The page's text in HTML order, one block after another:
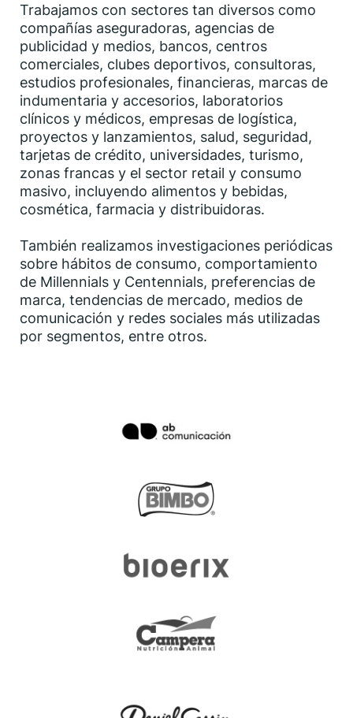
Trabajamos con sectores tan diversos como
compañías aseguradoras, agencias de
publicidad y medios, bancos, centros
comerciales, clubes deportivos, consultoras,
estudios profesionales, financieras, marcas de
indumentaria y accesorios, laboratorios
clínicos y médicos, empresas de logística,
proyectos y lanzamientos, salud, seguridad,
tarjetas de crédito, universidades, turismo,
zonas francas y el sector retail y consumo
masivo, incluyendo alimentos y bebidas,
cosmética, farmacia y distribuidoras.
También realizamos investigaciones periódicas
sobre hábitos de consumo, comportamiento
de Millennials y Centennials, preferencias de
marca, tendencias de mercado, medios de
comunicación y redes sociales más utilizadas
por segmentos, entre otros.